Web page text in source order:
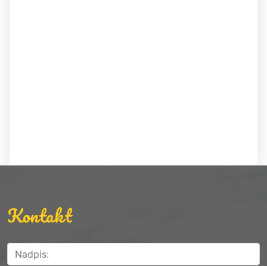
Kontakt